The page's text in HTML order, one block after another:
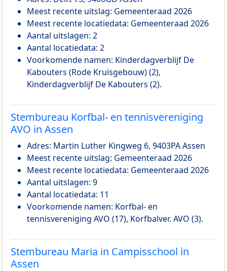
Meest recente uitslag: Gemeenteraad 2026
Meest recente locatiedata: Gemeenteraad 2026
Aantal uitslagen: 2
Aantal locatiedata: 2
Voorkomende namen: Kinderdagverblijf De
Kabouters (Rode Kruisgebouw) (2),
Kinderdagverblijf De Kabouters (2).
Stembureau Korfbal- en tennisvereniging
AVO in Assen
Adres: Martin Luther Kingweg 6, 9403PA Assen
Meest recente uitslag: Gemeenteraad 2026
Meest recente locatiedata: Gemeenteraad 2026
Aantal uitslagen: 9
Aantal locatiedata: 11
Voorkomende namen: Korfbal- en
tennisvereniging AVO (17), Korfbalver. AVO (3).
Stembureau Maria in Campisschool in
Assen